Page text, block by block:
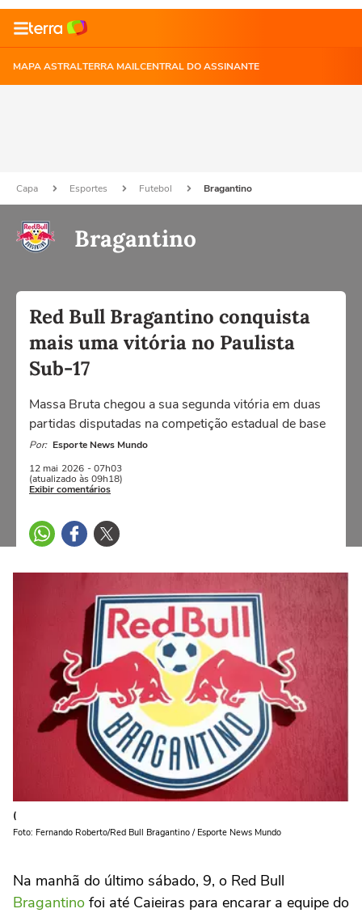
MAPA ASTRALTERRA MAILCENTRAL DO ASSINANTE
Capa Esportes Futebol Bragantino
Bragantino
Red Bull Bragantino conquista
mais uma vitória no Paulista
Sub-17
Massa Bruta chegou a sua segunda vitória em duas
partidas disputadas na competição estadual de base
Por: Esporte News Mundo
12 mai 2026 - 07h03
(atualizado às 09h18)
Exibir comentários
(
Foto: Fernando Roberto/Red Bull Bragantino / Esporte News Mundo
Na manhã do último sábado, 9, o Red Bull
Bragantino foi até Caieiras para encarar a equipe do